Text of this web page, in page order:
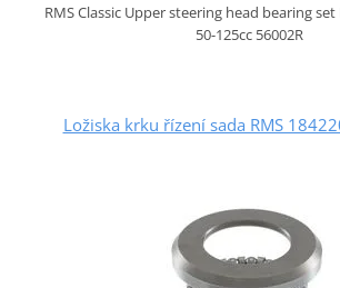
RMS Classic Upper steering head bearing set
50-125cc 56002R
Ložiska krku řízení sada RMS